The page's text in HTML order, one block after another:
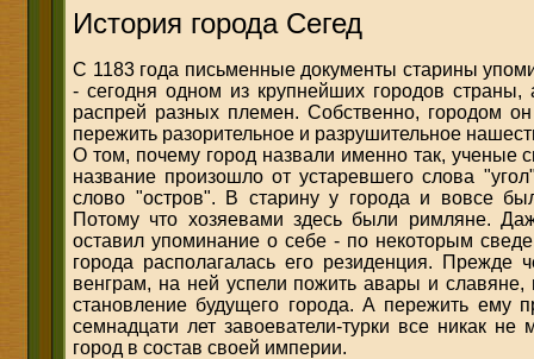
История города Сегед
С 1183 года письменные документы старины
- сегодня одном из крупнейших городов
распрей разных племен. Собственно, городом
пережить разорительное и разрушительное
О том, почему город назвали именно так, ученые
название произошло от устаревшего слова
слово "остров". В старину у города и вовсе
Потому что хозяевами здесь были римляне.
оставил упоминание о себе - по некоторым
города располагалась его резиденция. Прежде
венграм, на ней успели пожить авары и
становление будущего города. А пережить ему
семнадцати лет завоеватели-турки все никак не
город в состав своей империи.